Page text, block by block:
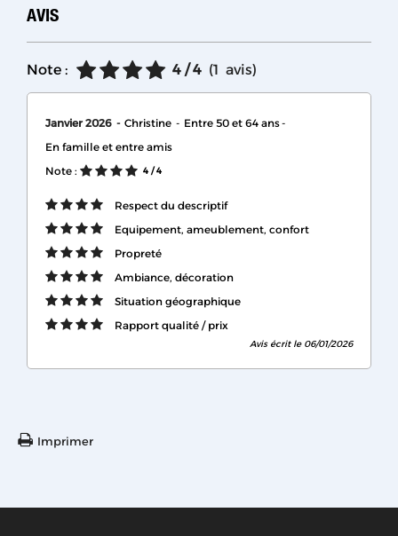
AVIS
Note : 4 / 4 (1 avis)
Janvier 2026 Christine
Entre 50 et 64 ans
En famille et entre amis
Note :
4 / 4
Respect du descriptif
Equipement, ameublement, confort
Propreté
Ambiance, décoration
Situation géographique
Rapport qualité / prix
Avis écrit le 06/01/2026
Imprimer